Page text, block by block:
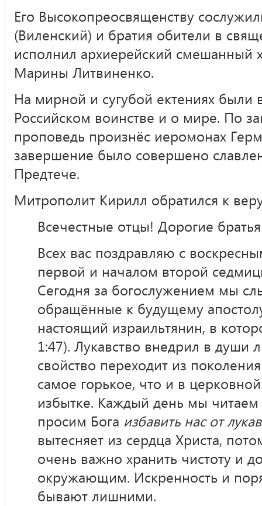
Его Высокопреосвященству
(Виленский) и братия обители в
исполнил архиерейский смешанный
Марины Литвиненко.
На мирной и сугубой ектениях были
Российском воинстве и о мире. По
проповедь произнёс иеромонах
завершение было совершено
Предтече.
Митрополит Кирилл обратился к
Всечестные отцы! Дорогие
Всех вас поздравляю с
первой и началом второй
Сегодня за богослужением мы
обращённые к будущему
настоящий израильтянин, в
1:47). Лукавство внедрил в души
свойство переходит из
самое горькое, что и в
избытке. Каждый день мы
просим Бога избавить нас от
вытесняет из сердца Христа,
очень важно хранить чистоту и
окружающим. Искренность и
бывают лишними.